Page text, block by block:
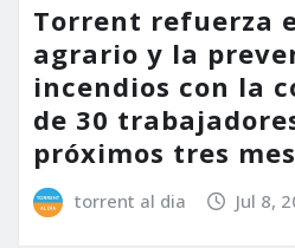
Torrent refuerza
agrario y la
incendios con la
de 30
próximos tres
torrent al dia Jul 8,